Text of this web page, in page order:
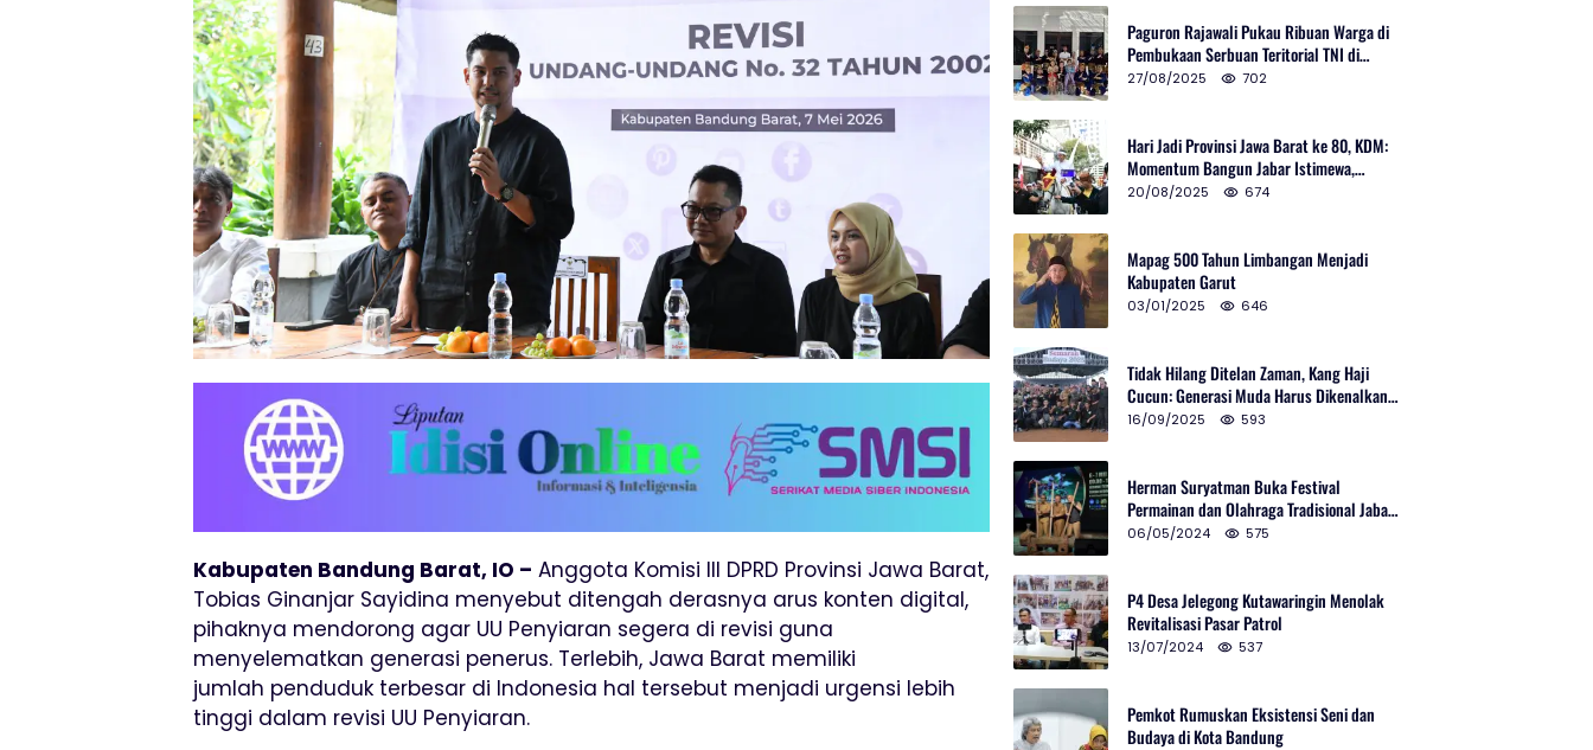
Kabupaten Bandung Barat, IO – Anggota Komisi III DPRD Provinsi Jawa Barat,
Tobias Ginanjar Sayidina menyebut ditengah derasnya arus konten digital,
pihaknya mendorong agar UU Penyiaran segera di revisi guna
menyelematkan generasi penerus. Terlebih, Jawa Barat memiliki
jumlah penduduk terbesar di Indonesia hal tersebut menjadi urgensi lebih
tinggi dalam revisi UU Penyiaran.
Paguron Rajawali Pukau Ribuan Warga di
Pembukaan Serbuan Teritorial TNI di
Cibatu
27/08/2025 702
Hari Jadi Provinsi Jawa Barat ke 80, KDM:
Momentum Bangun Jabar Istimewa,
Lembur di Urus Kota Ditata
20/08/2025 674
Mapag 500 Tahun Limbangan Menjadi
Kabupaten Garut
03/01/2025 646
Tidak Hilang Ditelan Zaman, Kang Haji
Cucun: Generasi Muda Harus Dikenalkan
Pencak Silat
16/09/2025 593
Herman Suryatman Buka Festival
Permainan dan Olahraga Tradisional Jabar
2024 di Gedung Teater Tertutup
06/05/2024 575
P4 Desa Jelegong Kutawaringin Menolak
Revitalisasi Pasar Patrol
13/07/2024 537
Pemkot Rumuskan Eksistensi Seni dan
Budaya di Kota Bandung